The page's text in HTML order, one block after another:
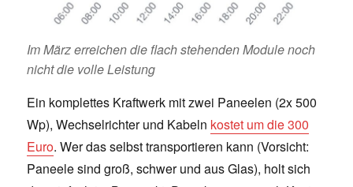
Im März erreichen die flach stehenden Module noch
nicht die volle Leistung
Ein komplettes Kraftwerk mit zwei Paneelen (2x 500
Wp), Wechselrichter und Kabeln kostet um die 300
Euro. Wer das selbst transportieren kann (Vorsicht:
Paneele sind groß, schwer und aus Glas), holt sich